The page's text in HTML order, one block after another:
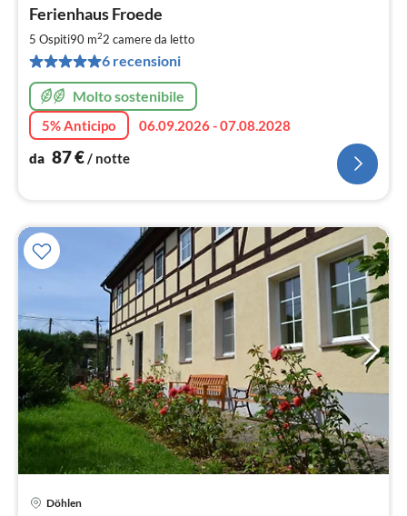
Ferienhaus Froede
5 Ospiti90 m22 camere da letto
6 recensioni
Molto sostenibile
5% Anticipo
06.09.2026 - 07.08.2028
da 87€/ notte
Döhlen